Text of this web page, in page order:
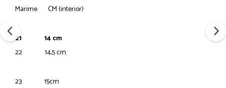
Marime CM (interior)
21 14 cm
22 14,5 cm
23 15cm